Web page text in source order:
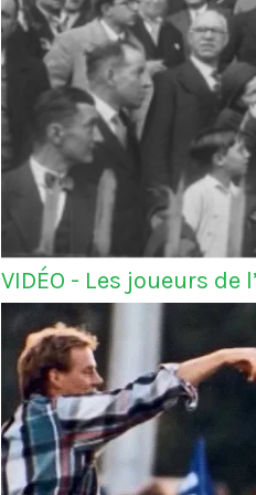
VIDÉO - Les joueurs